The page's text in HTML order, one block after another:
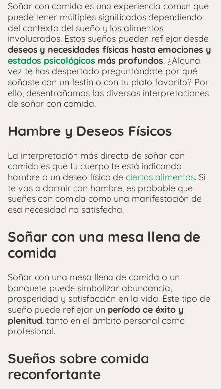
Soñar con comida es una experiencia común que
puede tener múltiples significados dependiendo
del contexto del sueño y los alimentos
involucrados. Estos sueños pueden reflejar desde
deseos y necesidades físicas hasta emociones y
estados psicológicos más profundos. ¿Alguna
vez te has despertado preguntándote por qué
soñaste con un festín o con tu plato favorito? Por
ello, desentrañamos las diversas interpretaciones
de soñar con comida.
Hambre y Deseos Físicos
La interpretación más directa de soñar con
comida es que tu cuerpo te está indicando
hambre o un deseo físico de ciertos alimentos. Si
te vas a dormir con hambre, es probable que
sueñes con comida como una manifestación de
esa necesidad no satisfecha.
Soñar con una mesa llena de
comida
Soñar con una mesa llena de comida o un
banquete puede simbolizar abundancia,
prosperidad y satisfacción en la vida. Este tipo de
sueño puede reflejar un período de éxito y
plenitud, tanto en el ámbito personal como
profesional.
Sueños sobre comida
reconfortante